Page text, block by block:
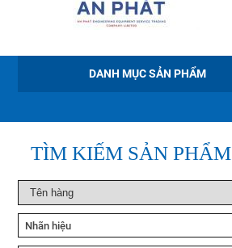
DANH MỤC SẢN PHẨM
TÌM KIẾM SẢN PHẨM
Nhãn hiệu
CPD20-38